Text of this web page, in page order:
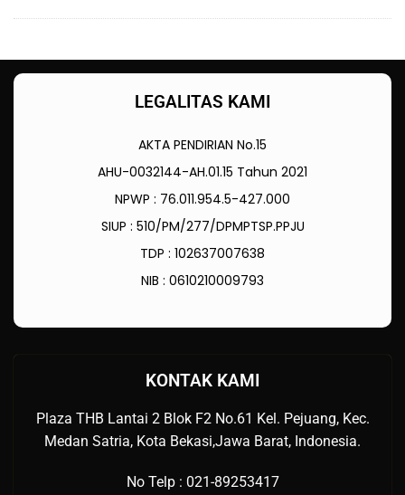
LEGALITAS KAMI
AKTA PENDIRIAN No.15
AHU-0032144-AH.01.15 Tahun 2021
NPWP : 76.011.954.5-427.000
SIUP : 510/PM/277/DPMPTSP.PPJU
TDP : 102637007638
NIB : 0610210009793
KONTAK KAMI
Plaza THB Lantai 2 Blok F2 No.61 Kel. Pejuang, Kec.
Medan Satria, Kota Bekasi,Jawa Barat, Indonesia.
No Telp : 021-89253417